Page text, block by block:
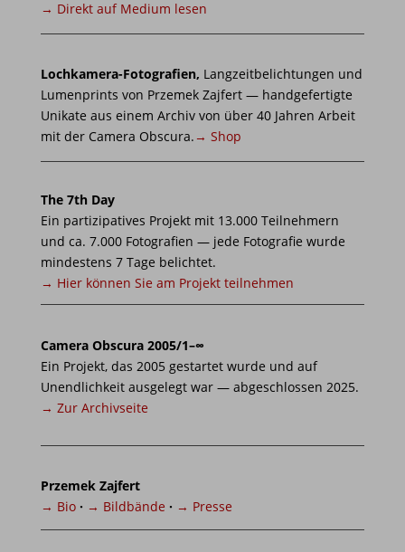
→ Direkt auf Medium lesen
Lochkamera-Fotografien, Langzeitbelichtungen und
Lumenprints von Przemek Zajfert — handgefertigte
Unikate aus einem Archiv von über 40 Jahren Arbeit
mit der Camera Obscura.→ Shop
The 7th Day
Ein partizipatives Projekt mit 13.000 Teilnehmern
und ca. 7.000 Fotografien — jede Fotografie wurde
mindestens 7 Tage belichtet.
→ Hier können Sie am Projekt teilnehmen
Camera Obscura 2005/1–∞
Ein Projekt, das 2005 gestartet wurde und auf
Unendlichkeit ausgelegt war — abgeschlossen 2025.
→ Zur Archivseite
Przemek Zajfert
→ Bio · → Bildbände · → Presse